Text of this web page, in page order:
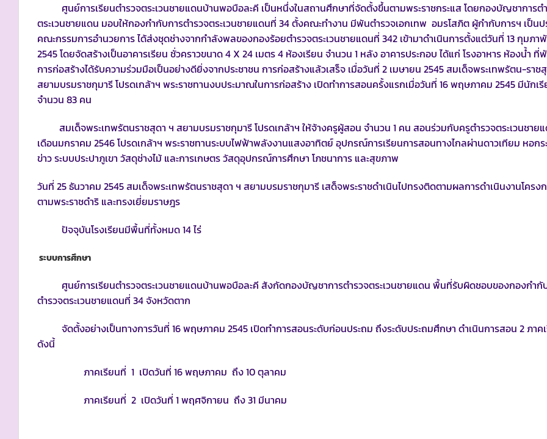
ศูนย์การเรียนตำรวจตระเวนชายแดนบ้านพอบือละคี เป็นหนึ่งในสถานศึกษาที่จัดตั้งขึ้นตามพระราชกระแส โดยกองบัญชาการต
ตระเวนชายแดน มอบให้กองกำกับการตำรวจตระเวนชายแดนที่ 34 ตั้งคณะทำงาน มีพันตำรวจเอกเทพ อมรโสภิต ผู้กำกับการฯ เป็นป
คณะกรรมการอำนวยการ ได้ส่งชุดช่างจากกำลังพลของกองร้อยตำรวจตระเวนชายแดนที่ 342 เข้ามาดำเนินการตั้งแต่วันที่ 13 กุมภา
2545 โดยจัดสร้างเป็นอาคารเรียน ชั่วคราวขนาด 4 X 24 เมตร 4 ห้องเรียน จำนวน 1 หลัง อาคารประกอบ ได้แก่ โรงอาหาร ห้องน้ำ ที่
การก่อสร้างได้รับความร่วมมือเป็นอย่างดียิ่งจากประชาชน การก่อสร้างแล้วเสร็จ เมื่อวันที่ 2 เมษายน 2545 สมเด็จพระเทพรัตน-ราช
สยามบรมราชกุมารี โปรดเกล้าฯ พระราชทานงบประมาณในการก่อสร้าง เปิดทำการสอนครั้งแรกเมื่อวันที่ 16 พฤษภาคม 2545 มีนักเ
จำนวน 83 คน
สมเด็จพระเทพรัตนราชสุดา ฯ สยามบรมราชกุมารี โปรดเกล้าฯ ให้จ้างครูผู้สอน จำนวน 1 คน สอนร่วมกับครูตำรวจตระเวนชาย
เดือนมกราคม 2546 โปรดเกล้าฯ พระราชทานระบบไฟฟ้าพลังงานแสงอาทิตย์ อุปกรณ์การเรียนการสอนทางไกลผ่านดาวเทียม หอกร
ข่าว ระบบประปาภูเขา วัสดุช่างไม้ และการเกษตร วัสดุอุปกรณ์การศึกษา โภชนาการ และสุขภาพ
วันที่ 25 ธันวาคม 2545 สมเด็จพระเทพรัตนราชสุดา ฯ สยามบรมราชกุมารี เสด็จพระราชดำเนินไปทรงติดตามผลการดำเนินงานโครง
ตามพระราชดำริ และทรงเยี่ยมราษฎร
ปัจจุบันโรงเรียนมีพื้นที่ทั้งหมด 14 ไร่
ระบบการศึกษา
ศูนย์การเรียนตำรวจตระเวนชายแดนบ้านพอบือละคี สังกัดกองบัญชาการตำรวจตระเวนชายแดน พื้นที่รับผิดชอบของกองกำกั
ตำรวจตระเวนชายแดนที่ 34 จังหวัดตาก
จัดตั้งอย่างเป็นทางการวันที่ 16 พฤษภาคม 2545 เปิดทำการสอนระดับก่อนประถม ถึงระดับประถมศึกษา ดำเนินการสอน 2 ภาค
ดังนี้
ภาคเรียนที่ 1 เปิดวันที่ 16 พฤษภาคม ถึง 10 ตุลาคม
ภาคเรียนที่ 2 เปิดวันที่ 1 พฤศจิกายน ถึง 31 มีนาคม